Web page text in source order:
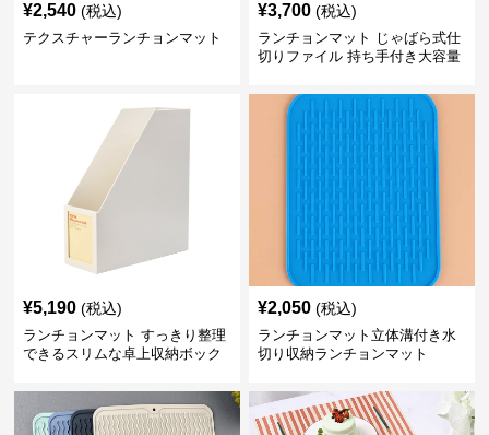
¥2,540 (税込)
テクスチャーランチョンマット
¥3,700 (税込)
ランチョンマット じゃばら式仕
切りファイル 持ち手付き大容量
¥5,190 (税込)
ランチョンマット すっきり整理
できるスリムな卓上収納ボック
¥2,050 (税込)
ランチョンマット立体溝付き水
切り収納ランチョンマット